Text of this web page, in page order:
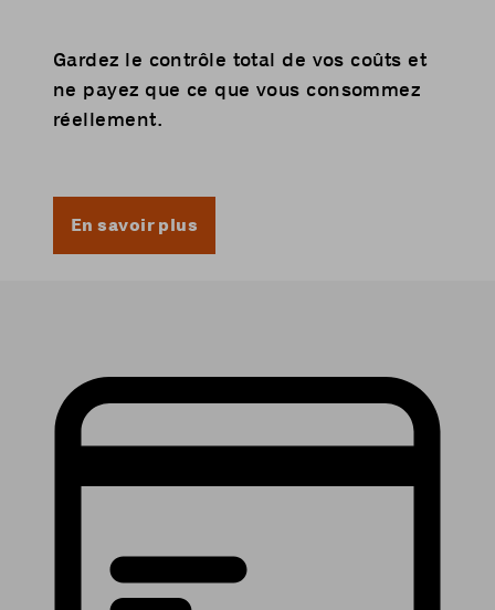
Gardez le contrôle total de vos coûts et
ne payez que ce que vous consommez
réellement.
En savoir plus